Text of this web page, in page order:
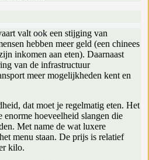
valt ook een stijging van
hebben meer geld (een chinees
inkomen aan eten). Daarnaast
van de infrastructuur
meer mogelijkheden kent en
dat moet je regelmatig eten. Het
enorme hoeveelheid slangen die
Met name de wat luxere
menu staan. De prijs is relatief
kilo.